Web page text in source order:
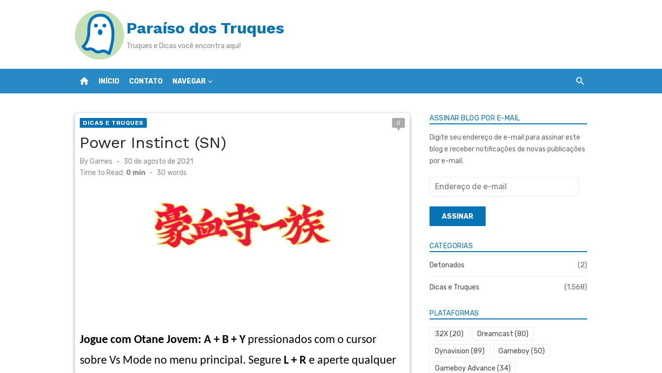
Paraíso dos Truques
Truques e Dicas você encontra aqui!
home INÍCIO CONTATO NAVEGAR
DICAS E TRUQUES 0
Power Instinct (SN)
ByGames
Posted
on
30 de agosto de 2021
Time to Read: 0 min - 30 words
Jogue com Otane Jovem: A + B + Y pressionados com o cursor
sobre Vs Mode no menu principal. Segure L + R e aperte qualquer
ASSINAR BLOG POR E-MAIL
Digite seu endereço de e-mail para assinar este
blog e receber notificações de novas publicações
por e-mail.
Endereço
e-
mailASSINAR
CATEGORIAS
Detonados (2)
Dicas e Truques (1.568)
PLATAFORMAS
32X(20) Dreamcast (80)
Dynavision (89) Gameboy(50)
Gameboy Advance (34)